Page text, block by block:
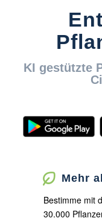
KI gestützte
Mehr
Bestimme mit
30.000